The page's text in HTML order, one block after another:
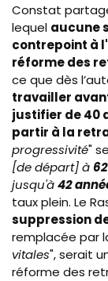
Constat
lequel aucune
contrepoint à
réforme des
ce que dès
travailler
justifier de 40
partir à la
progressivité"
[de départ] à
jusqu'à42
taux plein. Le
suppression
remplacée par
vitales", serait
réforme des